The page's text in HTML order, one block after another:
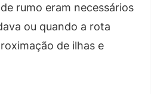
rumo eram necessários
ou quando a rota
de ilhas e